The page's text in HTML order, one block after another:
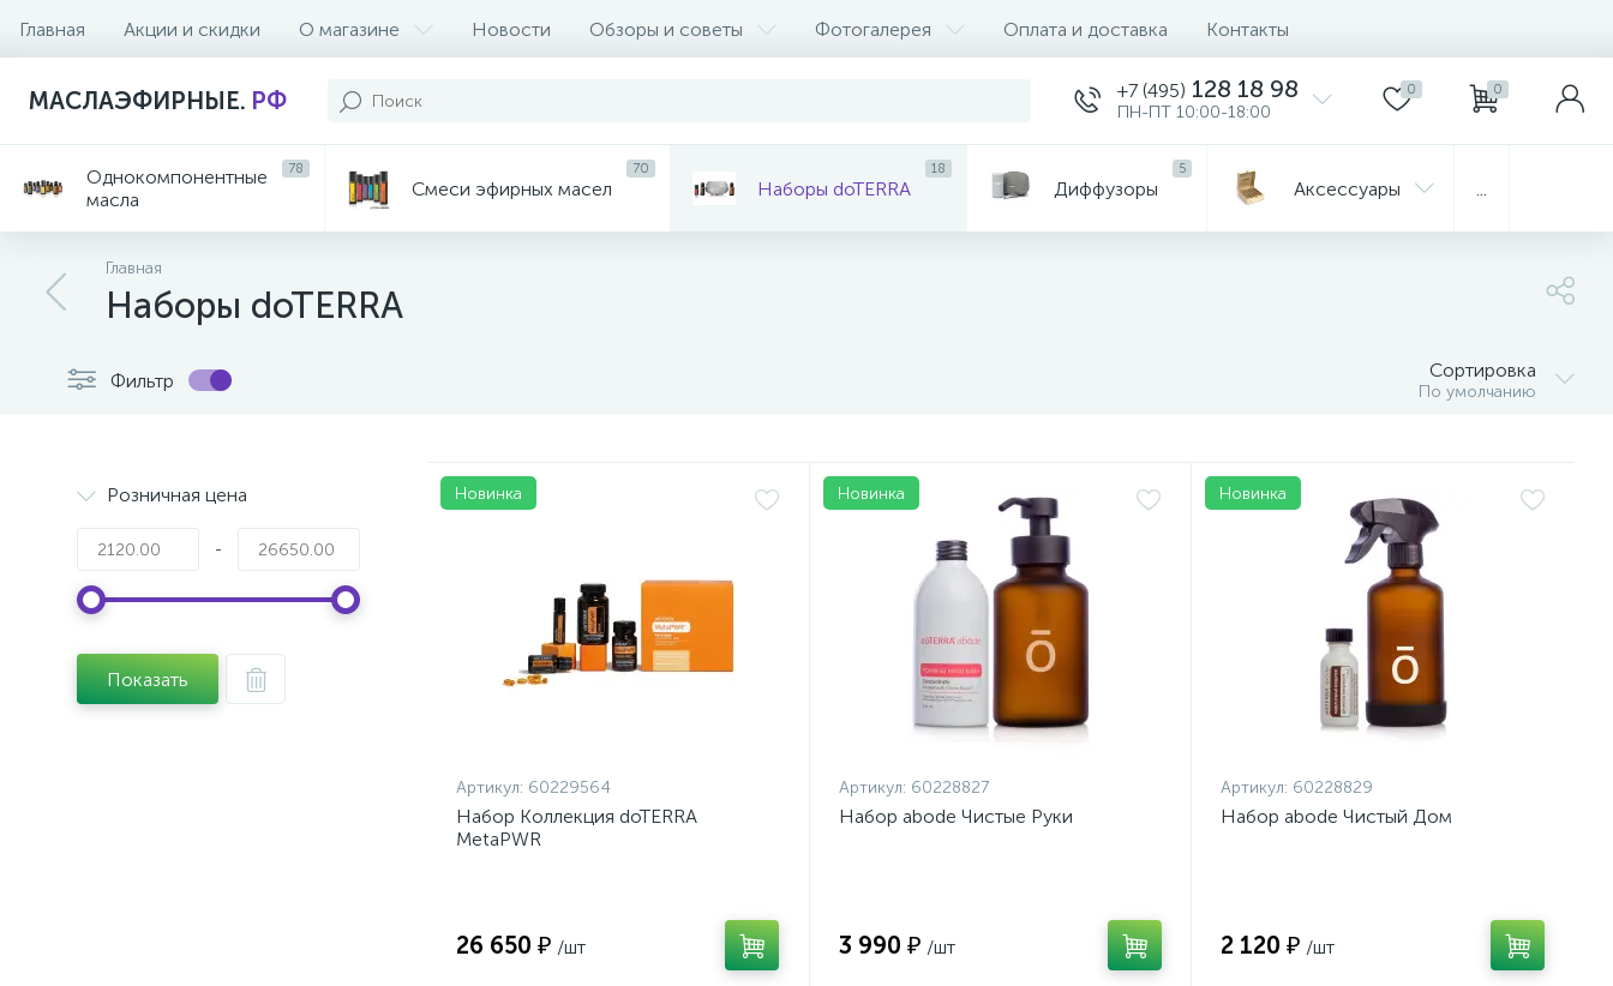
Главная Акции и скидки О магазине Новости Обзоры и советы Фотогалерея Оплата и доставка Контакты
МАСЛАЭФИРНЫЕ. РФ +7 (495) 128 18 98
ПН-ПТ 10:00-18:00
0 0
Однокомпонентные
масла
78
Смеси эфирных масел
70
Наборы doTERRA
18
Диффузоры
5
Aксессуары
Главная
Наборы doTERRA
Фильтр Сортировка
По умолчанию
Розничная цена
-
Показать
Новинка
Артикул: 60229564
Набор Коллекция doTERRA
MetaPWR
26 650 ₽ /шт
Новинка
Артикул: 60228827
Набор abode Чистые Руки
3 990 ₽ /шт
Новинка
Артикул: 60228829
Набор аbode Чистый Дом
2 120 ₽ /шт